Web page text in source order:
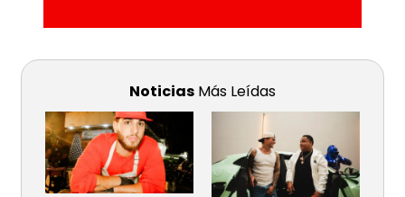
Noticias Más Leídas